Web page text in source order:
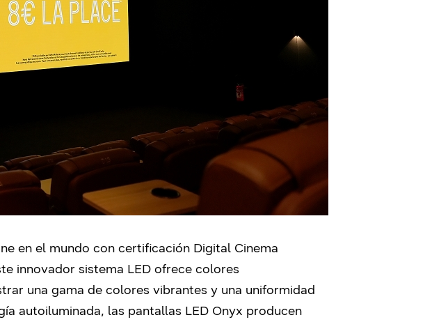
en el mundo con certificación Digital Cinema
innovador sistema LED ofrece colores
una gama de colores vibrantes y una uniformidad
autoiluminada, las pantallas LED Onyx producen